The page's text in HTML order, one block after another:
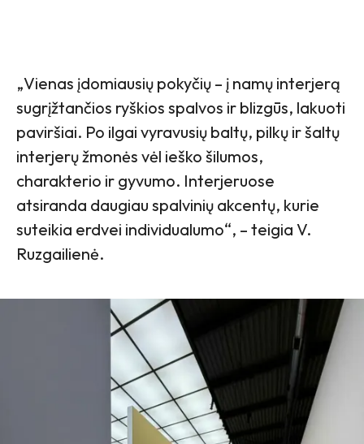
„Vienas įdomiausių pokyčių – į namų interjerą
sugrįžtančios ryškios spalvos ir blizgūs, lakuoti
paviršiai. Po ilgai vyravusių baltų, pilkų ir šaltų
interjerų žmonės vėl ieško šilumos,
charakterio ir gyvumo. Interjeruose
atsiranda daugiau spalvinių akcentų, kurie
suteikia erdvei individualumo“, – teigia V.
Ruzgailienė.